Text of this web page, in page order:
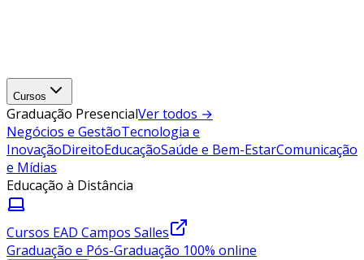
Cursos
Graduação PresencialVer todos →
Negócios e GestãoTecnologia e
InovaçãoDireitoEducaçãoSaúde e Bem-EstarComunicação
e Mídias
Educação à Distância
Cursos EAD Campos Salles
Graduação e Pós-Graduação 100% online